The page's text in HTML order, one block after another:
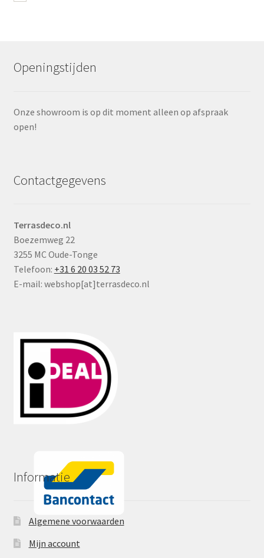
Openingstijden
Onze showroom is op dit moment alleen op afspraak
open!
Contactgegevens
Terrasdeco.nl
Boezemweg 22
3255 MC Oude-Tonge
Telefoon: +31 6 20 03 52 73
E-mail: webshop[at]terrasdeco.nl
Informatie
Algemene voorwaarden
Mijn account